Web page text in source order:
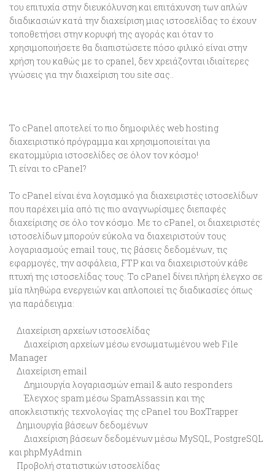
του επιτυχία στην διευκόλυνση και επιτάχυνση των απλών
διαδικασιών κατά την διαχείριση μιας ιστοσελίδας το έχουν
τοποθετήσει στην κορυφή της αγοράς και όταν το
χρησιμοποιήσετε θα διαπιστώσετε πόσο φιλικό είναι στην
χρήση του καθώς με το cpanel, δεν χρειάζονται ιδιαίτερες
γνώσεις για την διαχείριση του site σας..
Το cPanel αποτελεί το πιο δημοφιλές web hosting
διαχειριστικό πρόγραμμα και χρησιμοποιείται για
εκατομμύρια ιστοσελίδες σε όλον τον κόσμο!
Τι είναι το cPanel?
Το cPanel είναι ένα λογισμικό για διαχειριστές ιστοσελίδων
που παρέχει μία από τις πιο αναγνωρίσιμες διεπαφές
διαχείρισης σε όλο τον κόσμο. Με το cPanel, οι διαχειριστές
ιστοσελίδων μπορούν εύκολα να διαχειριστούν τους
λογαριασμούς email τους, τις βάσεις δεδομένων, τις
εφαρμογές, την ασφάλεια, FTP και να διαχειριστούν κάθε
πτυχή της ιστοσελίδας τους. Το cPanel δίνει πλήρη έλεγχο σε
μία πληθώρα ενεργειών και απλοποιεί τις διαδικασίες όπως
για παράδειγμα:
Διαχείριση αρχείων ιστοσελίδας
Διαχείριση αρχείων μέσω ενσωματωμένου web File
Manager
Διαχείριση email
Δημιουργία λογαριασμών email & auto responders
Έλεγχος spam μέσω SpamAssassin και της
αποκλειστικής τεχνολογίας της cPanel του BoxTrapper
Δημιουργία βάσεων δεδομένων
Διαχείριση βάσεων δεδομένων μέσω MySQL, PostgreSQL
και phpMyAdmin
Προβολή στατιστικών ιστοσελίδας